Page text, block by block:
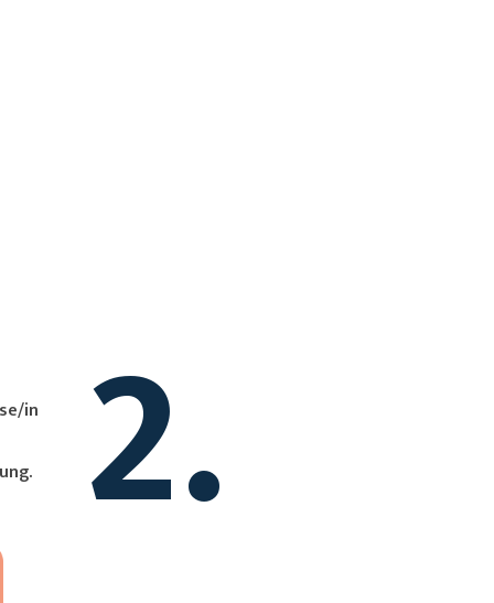
2.